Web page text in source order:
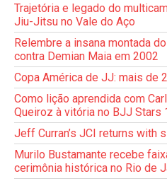
Trajetória e legado do
Jiu-Jitsu no Vale do Aço
Relembre a insana montada
contra Demian Maia em 2002
Copa América de JJ: mais de
Como lição aprendida com
Queiroz à vitória no BJJ Stars
Jeff Curran’s JCI returns with
Murilo Bustamante recebe
cerimônia histórica no Rio de